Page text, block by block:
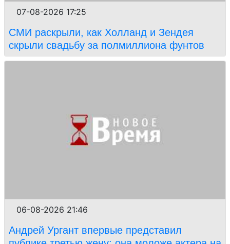
07-08-2026 17:25
СМИ раскрыли, как Холланд и Зендея
скрыли свадьбу за полмиллиона фунтов
06-08-2026 21:46
Андрей Ургант впервые представил